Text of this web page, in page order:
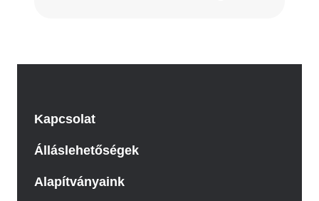
Kapcsolat
Álláslehetőségek
Alapítványaink